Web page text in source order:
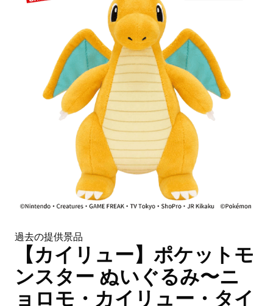
過去の提供景品
【カイリュー】ポケットモ
ンスター ぬいぐるみ〜ニ
ョロモ・カイリュー・タイ